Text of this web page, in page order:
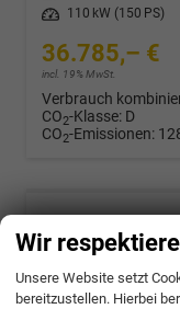
Leistung
110 kW (150 PS)
36.785,– €
incl. 19% MwSt.
Verbrauch
CO2-Klasse: D
CO2-Emissionen:
Wir
Unsere Website setzt
bereitzustellen. Hierbei